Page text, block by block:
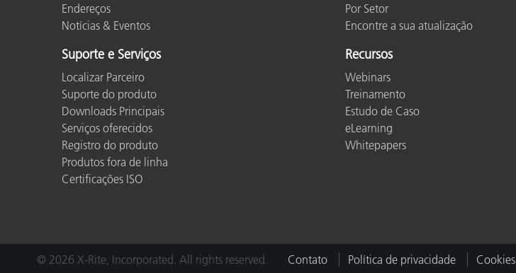
Endereços
Notícias & Eventos
Suporte e Serviços
Localizar Parceiro
Suporte do produto
Downloads Principais
Serviços oferecidos
Registro do produto
Produtos fora de linha
Certificações ISO
Por Setor
Encontre a sua atualização
Recursos
Webinars
Treinamento
Estudo de Caso
eLearning
Whitepapers
© 2026 X-Rite, Incorporated. All rights reserved. Contato Política de privacidade Cookies